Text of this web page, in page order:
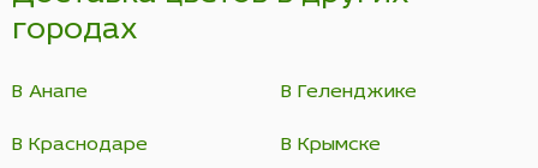
городах
В Анапе В Геленджике
В Краснодаре В Крымске